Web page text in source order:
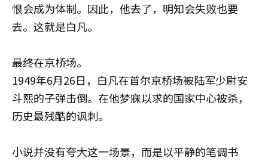
恨会成为体制。因此，他去了，明知会失败也要
去。这就是白凡。
最终在京桥场。
1949年6月26日，白凡在首尔京桥场被陆军少尉安
斗熙的子弹击倒。在他梦寐以求的国家中心被杀，
历史最残酷的讽刺。
小说并没有夸大这一场景，而是以平静的笔调书